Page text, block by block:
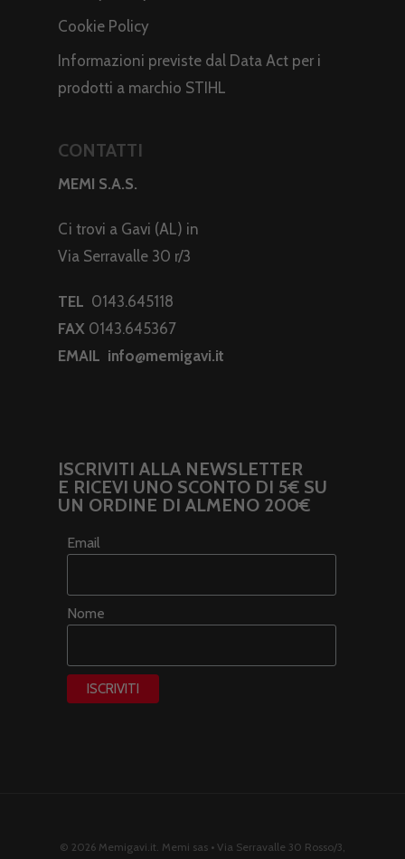
Cookie Policy
Informazioni previste dal Data Act per i
prodotti a marchio STIHL
CONTATTI
MEMI S.A.S.
Ci trovi a Gavi (AL) in
Via Serravalle 30 r/3
TEL 0143.645118
FAX 0143.645367
EMAIL info@memigavi.it
ISCRIVITI ALLA NEWSLETTER
E RICEVI UNO SCONTO DI 5€ SU
UN ORDINE DI ALMENO 200€
Email
Nome
© 2026 Memigavi.it. Memi sas • Via Serravalle 30 Rosso/3,